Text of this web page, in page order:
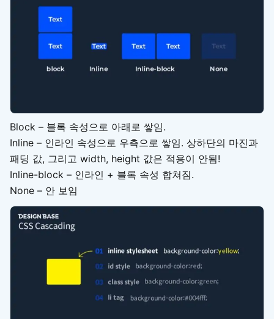
Block – 블록 속성으로 아래로 쌓임.
Inline – 인라인 속성으로 우측으로 쌓임. 상하단의 마진과
패딩 값, 그리고 width, height 값은 적용이 안됨!
Inline-block – 인라인 + 블록 속성 합쳐짐.
None – 안 보임